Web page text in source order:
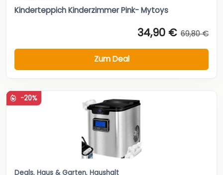
Kinderteppich Kinderzimmer Pink- Mytoys
34,90 € 69,80 €
Zum Deal
-20%
Deals, Haus & Garten, Haushalt